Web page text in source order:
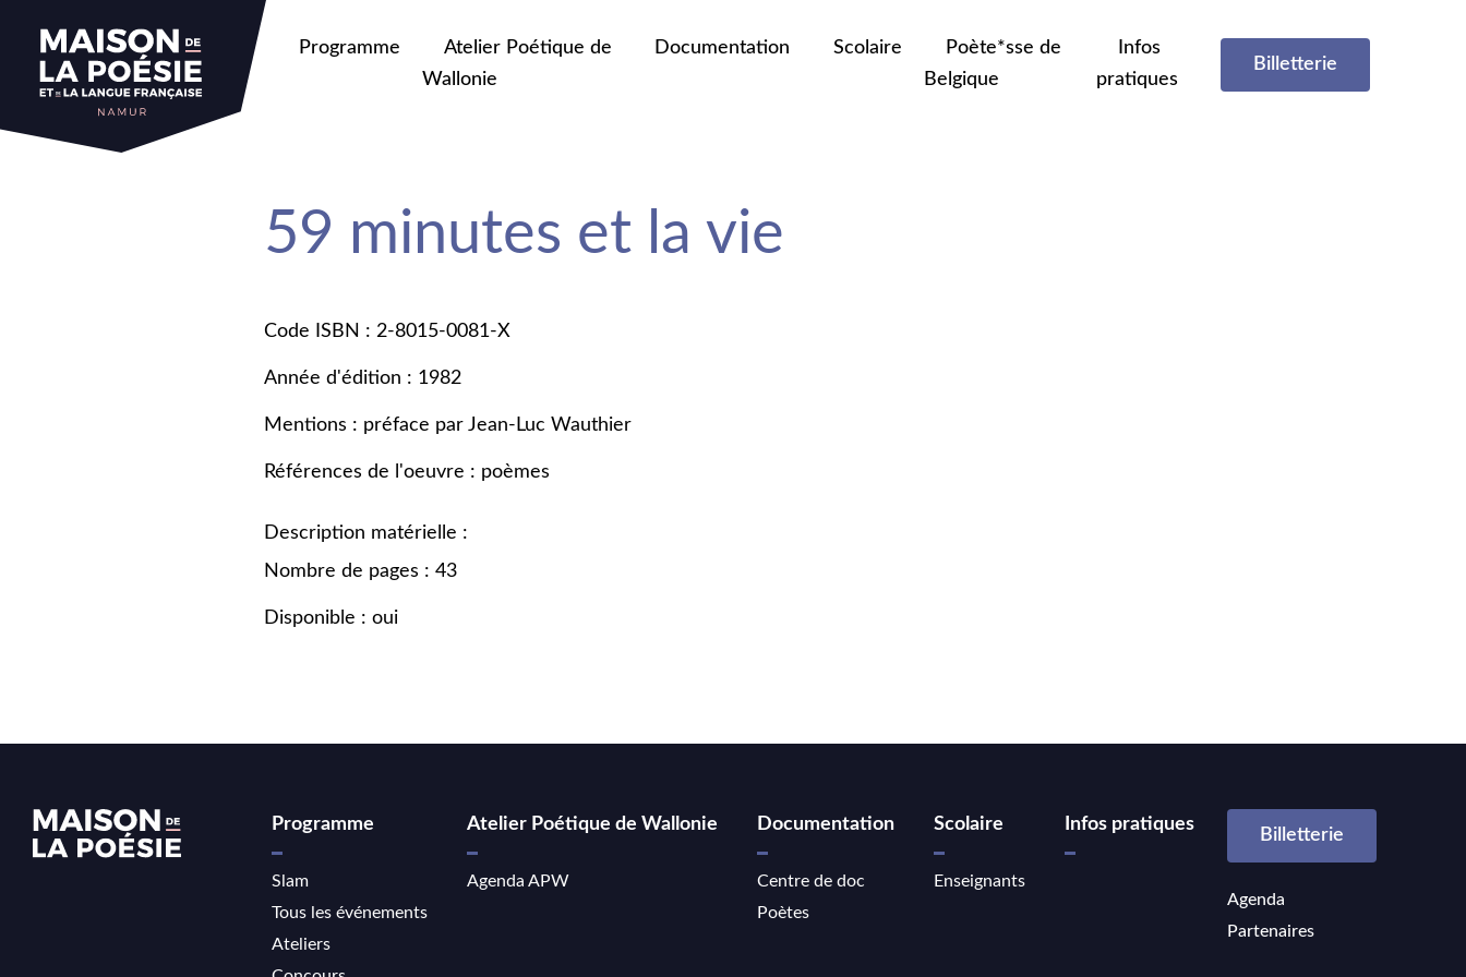
Programme
Atelier Poétique de
Wallonie
Documentation Scolaire
Poète*sse de
Belgique
Infos
pratiques
Billetterie
59 minutes et la vie
Code ISBN : 2-8015-0081-X
Année d'édition : 1982
Mentions : préface par Jean-Luc Wauthier
Références de l'oeuvre : poèmes
Description matérielle :
Nombre de pages : 43
Disponible : oui
Programme
Slam
Tous les événements
Ateliers
Atelier Poétique de Wallonie
Agenda APW
Documentation
Centre de doc
Poètes
Scolaire
Enseignants
Infos pratiques
Billetterie
Agenda
Partenaires